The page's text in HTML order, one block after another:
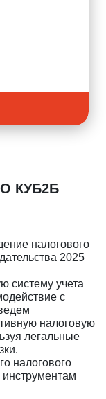
КУБ2Б
налогового
2025
систему учета
с
налоговую
легальные
налогового
инструментам